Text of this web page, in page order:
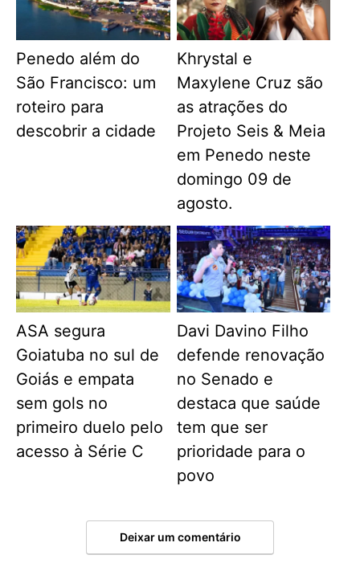
Penedo além do
São Francisco: um
roteiro para
descobrir a cidade
Khrystal e
Maxylene Cruz são
as atrações do
Projeto Seis & Meia
em Penedo neste
domingo 09 de
agosto.
ASA segura
Goiatuba no sul de
Goiás e empata
sem gols no
primeiro duelo pelo
acesso à Série C
Davi Davino Filho
defende renovação
no Senado e
destaca que saúde
tem que ser
prioridade para o
povo
Deixar um comentário